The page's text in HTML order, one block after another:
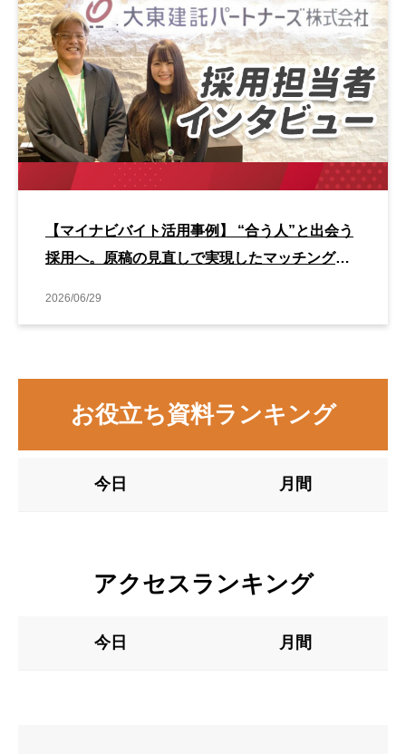
【マイナビバイト活用事例】 “合う人”と出会う
採用へ。原稿の見直しで実現したマッチング改
2026/06/29
お役立ち資料ランキング
今日 月間
アクセスランキング
今日 月間